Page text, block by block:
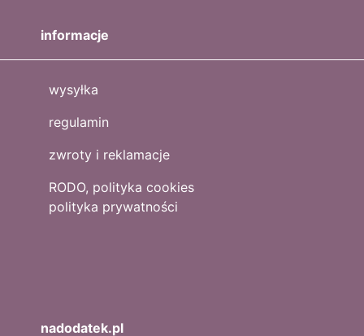
informacje
wysyłka
regulamin
zwroty i reklamacje
RODO, polityka cookies
polityka prywatności
nadodatek.pl